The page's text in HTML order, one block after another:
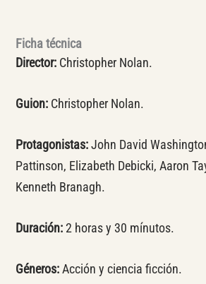
Ficha técnica
Director:Christopher Nolan.
Guion:Christopher Nolan.
Protagonistas:John David
Pattinson, Elizabeth Debicki, Aaron
Kenneth Branagh.
Duración:2 horas y 30 mínutos.
Géneros:Acción y ciencia ficción.